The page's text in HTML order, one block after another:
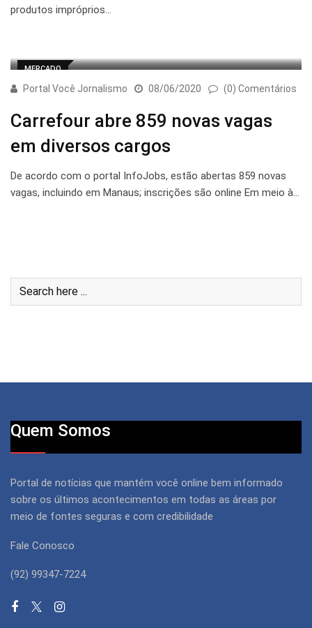
produtos impróprios…
MERCADO
Portal Você Jornalismo 08/06/2020 (0) Comentários
Carrefour abre 859 novas vagas
em diversos cargos
De acordo com o portal InfoJobs, estão abertas 859 novas
vagas, incluindo em Manaus; inscrições são online Em meio à…
Quem Somos
Portal de notícias que mantém você online bem informado
sobre os últimos acontecimentos em todas as áreas por
meio de fontes seguras e com credibilidade
Fale Conosco
(92) 99347-7224